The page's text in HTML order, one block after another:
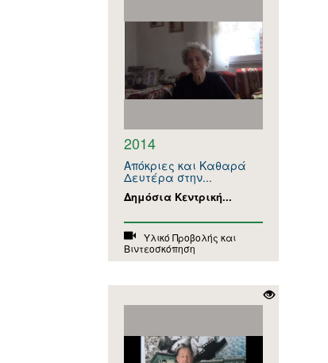
2014
Απόκριες και Καθαρά
Δευτέρα στην...
Δημόσια Κεντρική...
Υλικό Προβολής και
Βιντεοσκόπηση